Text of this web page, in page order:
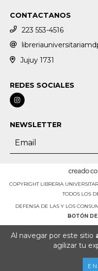
Al navegar por este sitio
agilizar tu
CONTACTANOS
223 553-4516
Jujuy 1731
REDES SOCIALES
NEWSLETTER
COPYRIGHT LIBRERIA
TODOS LOS
DEFENSA DE LAS Y LOS
BOTÓN